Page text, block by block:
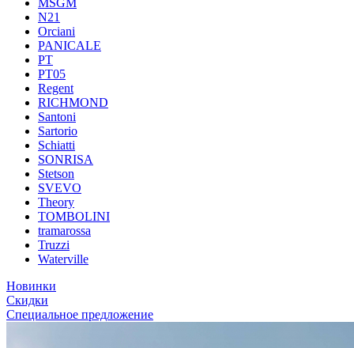
MSGM
N21
Orciani
PANICALE
PT
PT05
Regent
RICHMOND
Santoni
Sartorio
Schiatti
SONRISA
Stetson
SVEVO
Theory
TOMBOLINI
tramarossa
Truzzi
Waterville
Новинки
Скидки
Специальное предложение